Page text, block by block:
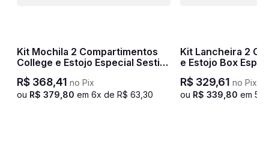
Kit Mochila 2 Compartimentos
College e Estojo Especial Sestini
R$ 368,41 no Pix
ou R$ 379 80 em 6x de R$ 63 30
Kit Lancheira 2 Compartimentos
e Estojo Box
R$ 329,61 no Pix
ou R$ 339 80 em 5